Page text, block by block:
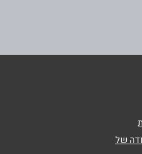
של